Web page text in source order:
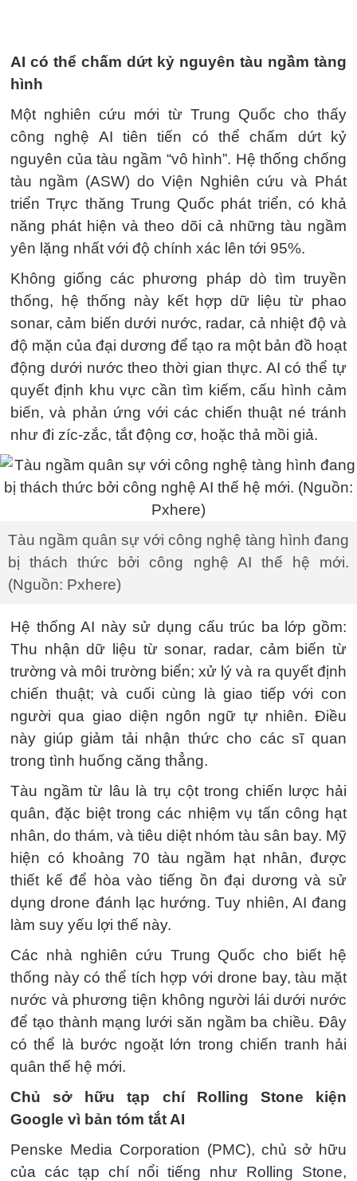
AI có thể chấm dứt kỷ nguyên tàu ngầm tàng
hình
Một nghiên cứu mới từ Trung Quốc cho thấy
công nghệ AI tiên tiến có thể chấm dứt kỷ
nguyên của tàu ngầm “vô hình”. Hệ thống chống
tàu ngầm (ASW) do Viện Nghiên cứu và Phát
triển Trực thăng Trung Quốc phát triển, có khả
năng phát hiện và theo dõi cả những tàu ngầm
yên lặng nhất với độ chính xác lên tới 95%.
Không giống các phương pháp dò tìm truyền
thống, hệ thống này kết hợp dữ liệu từ phao
sonar, cảm biến dưới nước, radar, cả nhiệt độ và
độ mặn của đại dương để tạo ra một bản đồ hoạt
động dưới nước theo thời gian thực. AI có thể tự
quyết định khu vực cần tìm kiếm, cấu hình cảm
biến, và phản ứng với các chiến thuật né tránh
như đi zíc-zắc, tắt động cơ, hoặc thả mồi giả.
Tàu ngầm quân sự với công nghệ tàng hình đang
bị thách thức bởi công nghệ AI thế hệ mới.
(Nguồn: Pxhere)
Hệ thống AI này sử dụng cấu trúc ba lớp gồm:
Thu nhận dữ liệu từ sonar, radar, cảm biến từ
trường và môi trường biển; xử lý và ra quyết định
chiến thuật; và cuối cùng là giao tiếp với con
người qua giao diện ngôn ngữ tự nhiên. Điều
này giúp giảm tải nhận thức cho các sĩ quan
trong tình huống căng thẳng.
Tàu ngầm từ lâu là trụ cột trong chiến lược hải
quân, đặc biệt trong các nhiệm vụ tấn công hạt
nhân, do thám, và tiêu diệt nhóm tàu sân bay. Mỹ
hiện có khoảng 70 tàu ngầm hạt nhân, được
thiết kế để hòa vào tiếng ồn đại dương và sử
dụng drone đánh lạc hướng. Tuy nhiên, AI đang
làm suy yếu lợi thế này.
Các nhà nghiên cứu Trung Quốc cho biết hệ
thống này có thể tích hợp với drone bay, tàu mặt
nước và phương tiện không người lái dưới nước
để tạo thành mạng lưới săn ngầm ba chiều. Đây
có thể là bước ngoặt lớn trong chiến tranh hải
quân thế hệ mới.
Chủ sở hữu tạp chí Rolling Stone kiện
Google vì bản tóm tắt AI
Penske Media Corporation (PMC), chủ sở hữu
của các tạp chí nổi tiếng như Rolling Stone,